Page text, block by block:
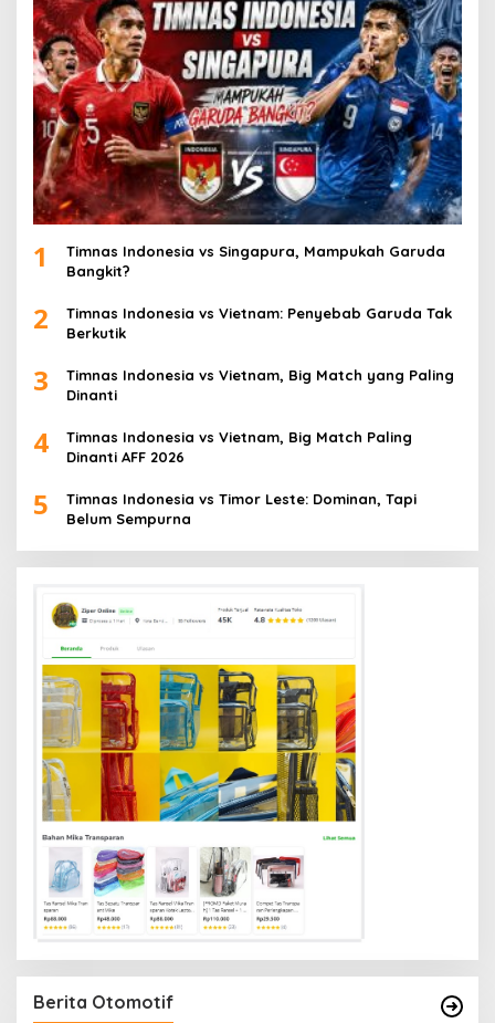
1
Timnas Indonesia vs Singapura, Mampukah Garuda
Bangkit?
2
Timnas Indonesia vs Vietnam: Penyebab Garuda Tak
Berkutik
3
Timnas Indonesia vs Vietnam, Big Match yang Paling
Dinanti
4
Timnas Indonesia vs Vietnam, Big Match Paling
Dinanti AFF 2026
5
Timnas Indonesia vs Timor Leste: Dominan, Tapi
Belum Sempurna
Berita Otomotif